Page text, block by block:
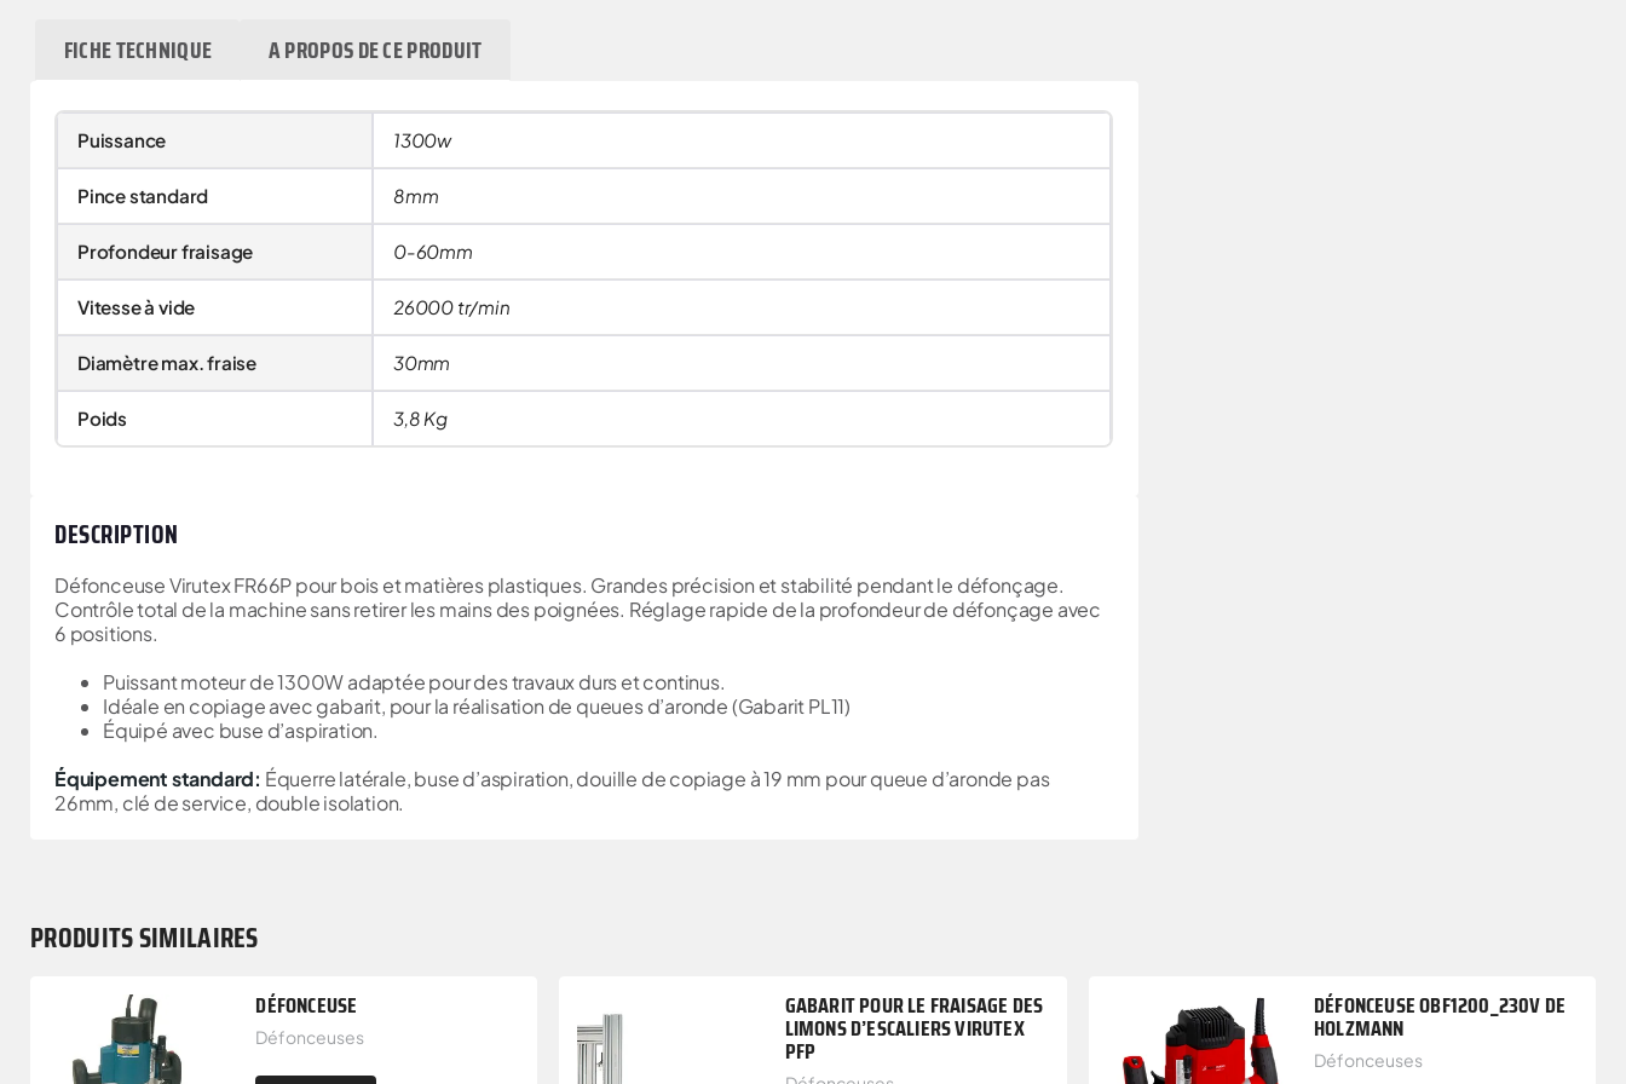
FICHE TECHNIQUE A PROPOS DE CE PRODUIT
Puissance 1300w
Pince standard 8mm
Profondeur fraisage 0-60mm
Vitesse à vide 26000 tr/min
Diamètre max. fraise 30mm
Poids 3,8 Kg
DESCRIPTION
Défonceuse Virutex FR66P pour bois et matières plastiques. Grandes précision et stabilité pendant le défonçage.
Contrôle total de la machine sans retirer les mains des poignées. Réglage rapide de la profondeur de défonçage avec
6 positions.
Puissant moteur de 1300W adaptée pour des travaux durs et continus.
Idéale en copiage avec gabarit, pour la réalisation de queues d’aronde (Gabarit PL11)
Équipé avec buse d’aspiration.
Équipement standard: Équerre latérale, buse d’aspiration, douille de copiage à 19 mm pour queue d’aronde pas
26mm, clé de service, double isolation.
PRODUITS SIMILAIRES
DÉFONCEUSE
Défonceuses
GABARIT POUR LE FRAISAGE DES
LIMONS D’ESCALIERS VIRUTEX
PFP
DÉFONCEUSE OBF1200_230V DE
HOLZMANN
Défonceuses